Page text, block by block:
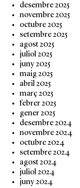
desembre 2025
novembre 2025
octubre 2025
setembre 2025
agost 2025
juliol 2025
juny 2025
maig 2025
abril 2025
març 2025
febrer 2025
gener 2025
desembre 2024
novembre 2024
octubre 2024
setembre 2024
agost 2024
juliol 2024
juny 2024